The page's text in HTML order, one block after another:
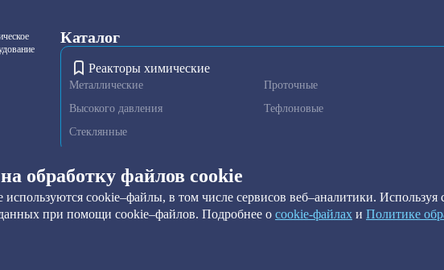
обработку файлов cookie
cookie–файлы, в том числе сервисов веб–аналитики. Используя
при помощи cookie–файлов. Подробнее о сookie-файлах и Политике
Каталог
Реакторы химические
Металлические
Высокого давления
Стеклянные
Проточные
Тефлоновые
Плазменные установки очистки
Тензиометры
Друк-фильтры